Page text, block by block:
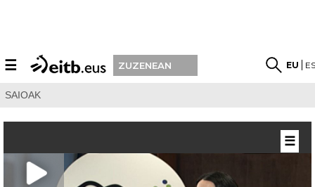
☰ ZUZENEAN EU
SAIOAK
☰